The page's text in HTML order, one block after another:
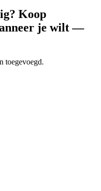
Koop
je wilt —
toegevoegd.